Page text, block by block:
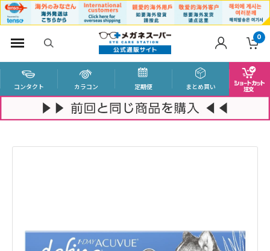
0
コンタクト カラコン 定期便 まとめ買い